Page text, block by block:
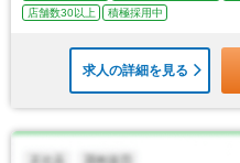
店舗数30以上
積極採用中
求人の詳細を見る